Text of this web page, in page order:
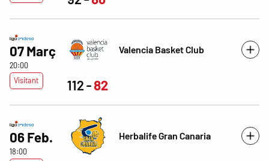
07 Març
20:00
Visitant
Valencia Basket Club
112 82
06 Feb.
18:00
Herbalife Gran Canaria